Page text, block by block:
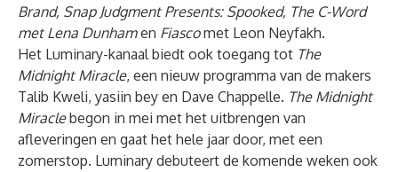
Brand, Snap Judgment Presents: Spooked, The C-Word
met Lena Dunhamen Fiascomet Leon Neyfakh.
Het Luminary-kanaal biedt ook toegang tot The
Midnight Miracle, een nieuw programma van de makers
Talib Kweli, yasiin bey en Dave Chappelle. The Midnight
Miraclebegon in mei met het uitbrengen van
afleveringen en gaat het hele jaar door, met een
zomerstop. Luminary debuteert de komende weken ook